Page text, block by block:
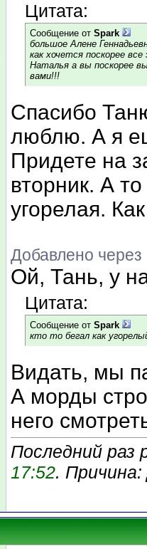
Цитата:
Сообщение от Spark
большое Алене
как хочется поскорее
Наталья а вы поскорее
вами!!!
Спасибо
люблю. А я
Придете на
вторник. А
угорелая.
Добавлено
Ой, Тань, у
Цитата:
Сообщение от Spark
кто то бегал как
Видать, мы
А морды
него
Последний раз
17:52.